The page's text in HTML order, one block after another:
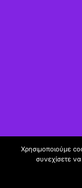
Χρησιμοποιούμε
συνεχίσετε